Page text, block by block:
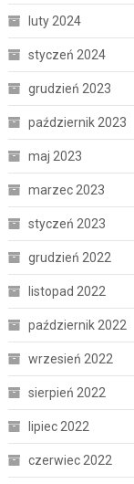
luty 2024
styczeń 2024
grudzień 2023
październik 2023
maj 2023
marzec 2023
styczeń 2023
grudzień 2022
listopad 2022
październik 2022
wrzesień 2022
sierpień 2022
lipiec 2022
czerwiec 2022